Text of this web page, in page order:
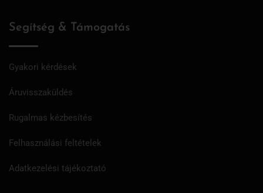
Segítség & Támogatás
Gyakori kérdések
Áruvisszaküldés
Rugalmas kézbesítés
Felhasználási feltételek
Adatkezelési tájékoztató